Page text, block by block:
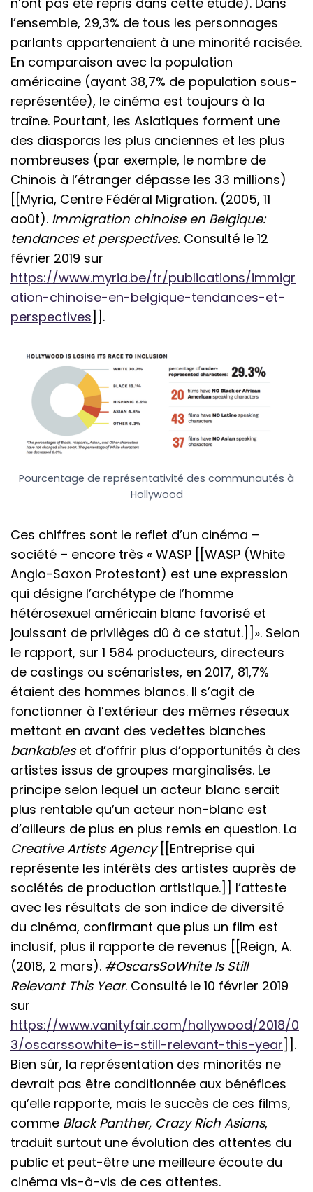
l’ensemble, 29,3% de tous les personnages
parlants appartenaient à une minorité racisée.
En comparaison avec la population
américaine (ayant 38,7% de population sous-
représentée), le cinéma est toujours à la
traîne. Pourtant, les Asiatiques forment une
des diasporas les plus anciennes et les plus
nombreuses (par exemple, le nombre de
Chinois à l’étranger dépasse les 33 millions)
[[Myria, Centre Fédéral Migration. (2005, 11
août). Immigration chinoise en Belgique:
tendances et perspectives. Consulté le 12
février 2019 sur
https://www.myria.be/fr/publications/immigr
ation-chinoise-en-belgique-tendances-et-
perspectives]].
Pourcentage de représentativité des communautés à
Hollywood
Ces chiffres sont le reflet d’un cinéma –
société – encore très « WASP [[WASP (White
Anglo-Saxon Protestant) est une expression
qui désigne l’archétype de l’homme
hétérosexuel américain blanc favorisé et
jouissant de privilèges dû à ce statut.]]». Selon
le rapport, sur 1 584 producteurs, directeurs
de castings ou scénaristes, en 2017, 81,7%
étaient des hommes blancs. Il s’agit de
fonctionner à l’extérieur des mêmes réseaux
mettant en avant des vedettes blanches
bankableset d’offrir plus d’opportunités à des
artistes issus de groupes marginalisés. Le
principe selon lequel un acteur blanc serait
plus rentable qu’un acteur non-blanc est
d’ailleurs de plus en plus remis en question. La
Creative Artists Agency[[Entreprise qui
représente les intérêts des artistes auprès de
sociétés de production artistique.]] l’atteste
avec les résultats de son indice de diversité
du cinéma, confirmant que plus un film est
inclusif, plus il rapporte de revenus [[Reign, A.
(2018, 2 mars). #OscarsSoWhite Is Still
Relevant This Year. Consulté le 10 février 2019
sur
https://www.vanityfair.com/hollywood/2018/0
3/oscarssowhite-is-still-relevant-this-year ]].
Bien sûr, la représentation des minorités ne
devrait pas être conditionnée aux bénéfices
qu’elle rapporte, mais le succès de ces films,
comme Black Panther, Crazy Rich Asians,
traduit surtout une évolution des attentes du
public et peut-être une meilleure écoute du
cinéma vis-à-vis de ces attentes.